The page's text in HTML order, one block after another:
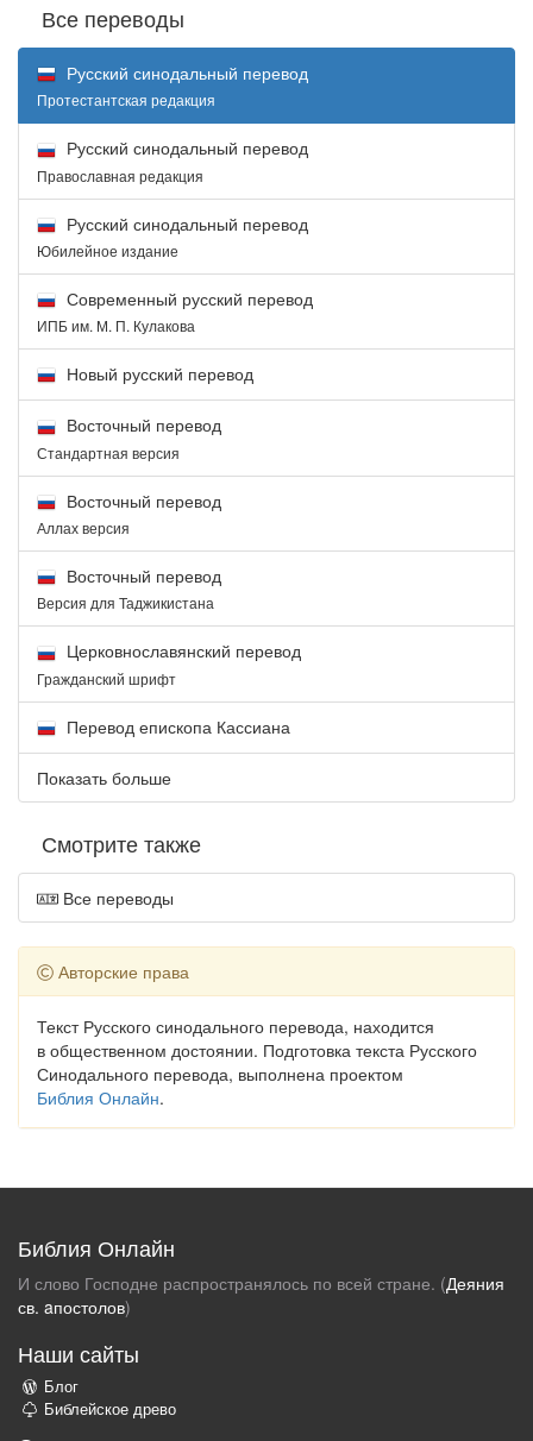
Все переводы
Русский синодальный перевод
Протестантская редакция
Русский синодальный перевод
Православная редакция
Русский синодальный перевод
Юбилейное издание
Современный русский перевод
ИПБ им. М. П. Кулакова
Новый русский перевод
Восточный перевод
Стандартная версия
Восточный перевод
Аллах версия
Восточный перевод
Версия для Таджикистана
Церковнославянский перевод
Гражданский шрифт
Перевод епископа Кассиана
Показать больше
Смотрите также
Все переводы
Авторские права
Текст Русского синодального перевода, находится
в общественном достоянии. Подготовка текста Русского
Синодального перевода, выполнена проектом
Библия Онлайн.
Библия Онлайн
И слово Господне распространялось по всей стране. (Деяния
св. aпостолов)
Наши сайты
Блог
Библейское древо